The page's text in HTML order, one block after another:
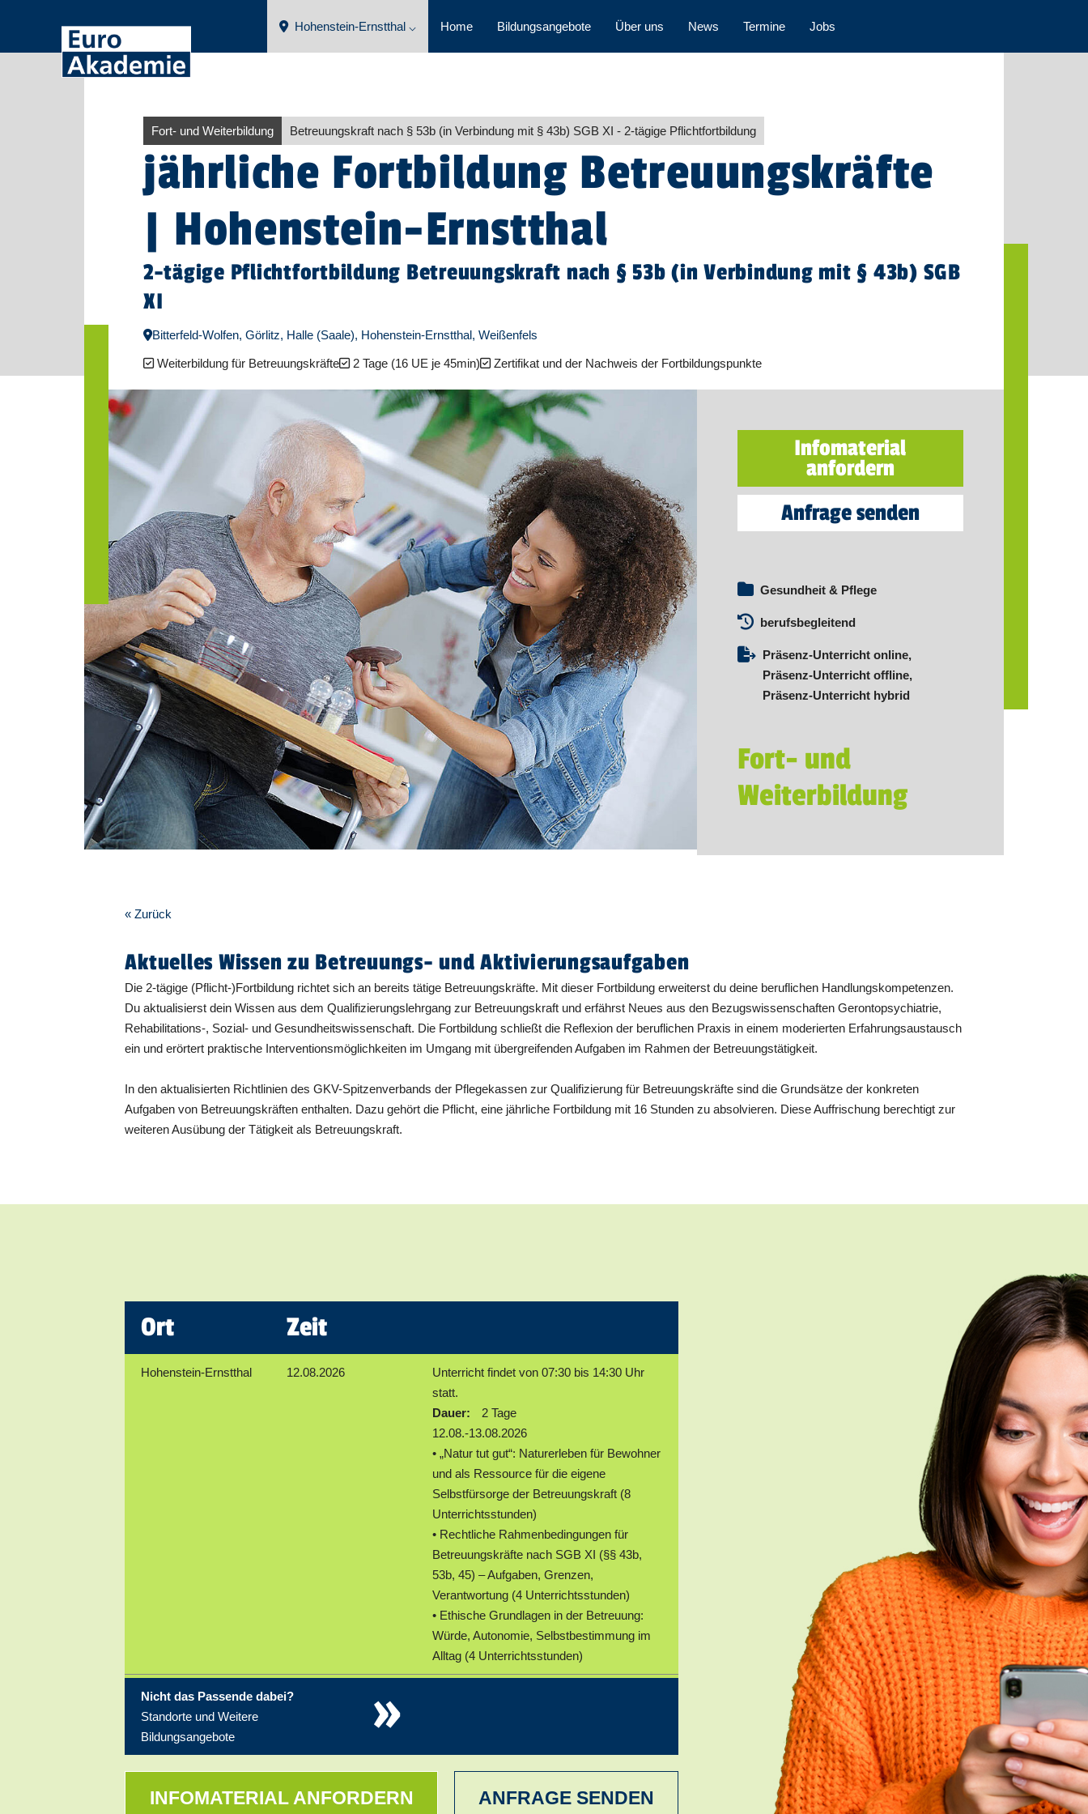
Hohenstein-Ernstthal ⌵ Home Bildungsangebote Über uns News Termine Jobs
Fort- und Weiterbildung Betreuungskraft nach § 53b (in Verbindung mit § 43b) SGB XI - 2-tägige Pflichtfortbildung
jährliche Fortbildung Betreuungskräfte
| Hohenstein-Ernstthal
2-tägige Pflichtfortbildung Betreuungskraft nach § 53b (in Verbindung mit § 43b) SGB
XI
Bitterfeld-Wolfen, Görlitz, Halle (Saale), Hohenstein-Ernstthal, Weißenfels
Weiterbildung für Betreuungskräfte 2 Tage (16 UE je 45min) Zertifikat und der Nachweis der Fortbildungspunkte
Infomaterial
anfordern
Anfrage senden
Gesundheit & Pflege
berufsbegleitend
Präsenz-Unterricht online,
Präsenz-Unterricht offline,
Präsenz-Unterricht hybrid
Fort- und
Weiterbildung
« Zurück
Aktuelles Wissen zu Betreuungs- und Aktivierungsaufgaben
Die 2-tägige (Pflicht-)Fortbildung richtet sich an bereits tätige Betreuungskräfte. Mit dieser Fortbildung erweiterst du deine beruflichen Handlungskompetenzen.
Du aktualisierst dein Wissen aus dem Qualifizierungslehrgang zur Betreuungskraft und erfährst Neues aus den Bezugswissenschaften Gerontopsychiatrie,
Rehabilitations-, Sozial- und Gesundheitswissenschaft. Die Fortbildung schließt die Reflexion der beruflichen Praxis in einem moderierten Erfahrungsaustausch
ein und erörtert praktische Interventionsmöglichkeiten im Umgang mit übergreifenden Aufgaben im Rahmen der Betreuungstätigkeit.
In den aktualisierten Richtlinien des GKV-Spitzenverbands der Pflegekassen zur Qualifizierung für Betreuungskräfte sind die Grundsätze der konkreten
Aufgaben von Betreuungskräften enthalten. Dazu gehört die Pflicht, eine jährliche Fortbildung mit 16 Stunden zu absolvieren. Diese Auffrischung berechtigt zur
weiteren Ausübung der Tätigkeit als Betreuungskraft.
Ort Zeit
Hohenstein-Ernstthal 12.08.2026
Unterricht findet von 07:30 bis 14:30 Uhr
statt.
Dauer:
2 Tage
12.08.-13.08.2026
• „Natur tut gut“: Naturerleben für Bewohner
und als Ressource für die eigene
Selbstfürsorge der Betreuungskraft (8
Unterrichtsstunden)
• Rechtliche Rahmenbedingungen für
Betreuungskräfte nach SGB XI (§§ 43b,
53b, 45) – Aufgaben, Grenzen,
Verantwortung (4 Unterrichtsstunden)
• Ethische Grundlagen in der Betreuung:
Würde, Autonomie, Selbstbestimmung im
Alltag (4 Unterrichtsstunden)
Hohenstein-Ernstthal 25.11.2026
25.11.-26.11.2026
• „Recht, Ethik und Emotionen in der
Sterbebegleitung“: Rolle der
Nicht das Passende dabei?
Standorte und Weitere
Bildungsangebote
»
INFOMATERIAL ANFORDERN ANFRAGE SENDEN